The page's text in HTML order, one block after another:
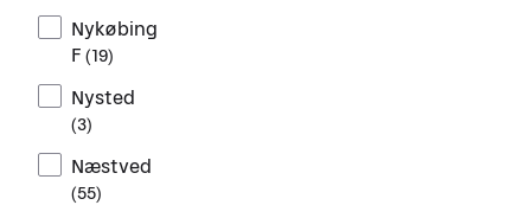
Nykøbing
F (19)
Nysted
(3)
Næstved
(55)